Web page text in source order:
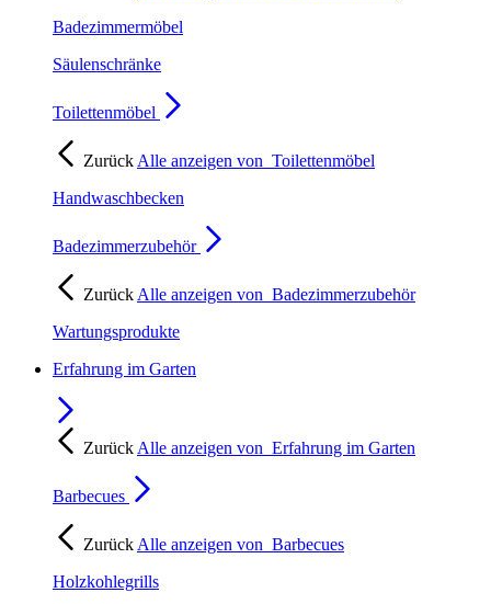
Badezimmermöbel
Säulenschränke
Toilettenmöbel
Zurück Alle anzeigen von Toilettenmöbel
Handwaschbecken
Badezimmerzubehör
Zurück Alle anzeigen von Badezimmerzubehör
Wartungsprodukte
Erfahrung im Garten
Zurück Alle anzeigen von Erfahrung im Garten
Barbecues
Zurück Alle anzeigen von Barbecues
Holzkohlegrills